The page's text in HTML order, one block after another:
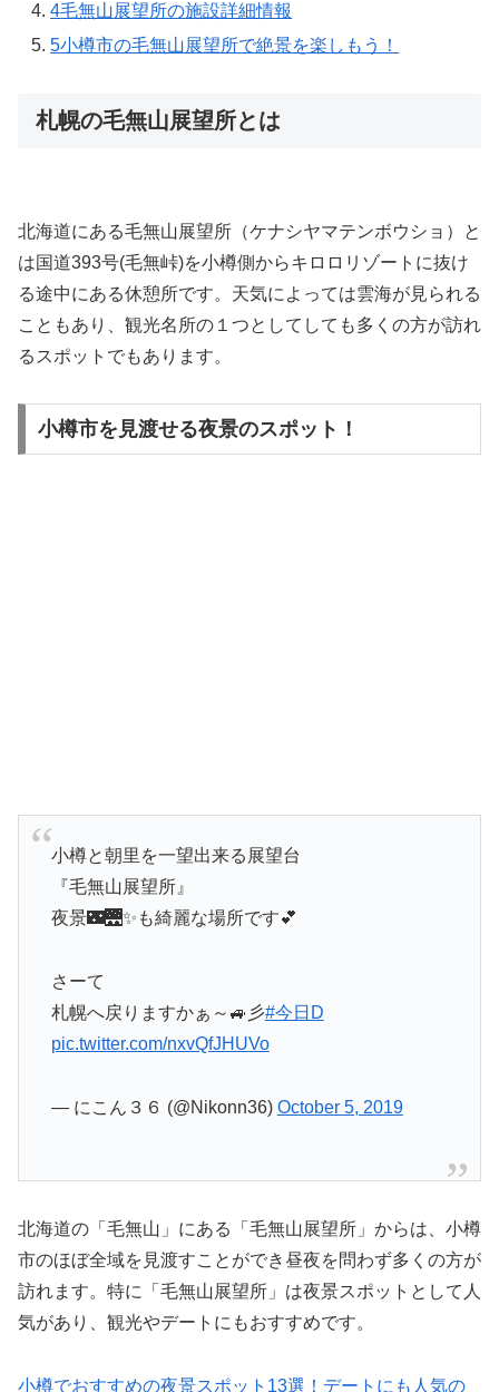
4毛無山展望所の施設詳細情報
5小樽市の毛無山展望所で絶景を楽しもう！
札幌の毛無山展望所とは
北海道にある毛無山展望所（ケナシヤマテンボウショ）と
は国道393号(毛無峠)を小樽側からキロロリゾートに抜け
る途中にある休憩所です。天気によっては雲海が見られる
こともあり、観光名所の１つとしてしても多くの方が訪れ
るスポットでもあります。
小樽市を見渡せる夜景のスポット！
小樽と朝里を一望出来る展望台
『毛無山展望所』
夜景🌃🌉✨も綺麗な場所です💕
さーて
札幌へ戻りますかぁ～🚙彡#今日D
pic.twitter.com/nxvQfJHUVo
— にこん３６ (@Nikonn36) October 5, 2019
北海道の「毛無山」にある「毛無山展望所」からは、小樽
市のほぼ全域を見渡すことができ昼夜を問わず多くの方が
訪れます。特に「毛無山展望所」は夜景スポットとして人
気があり、観光やデートにもおすすめです。
小樽でおすすめの夜景スポット13選！デートにも人気の